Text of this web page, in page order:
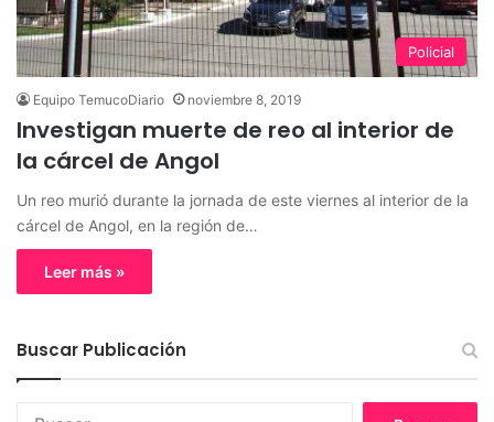
Policial
Equipo TemucoDiario noviembre 8, 2019
Investigan muerte de reo al interior de
la cárcel de Angol
Un reo murió durante la jornada de este viernes al interior de la
cárcel de Angol, en la región de…
Leer más »
Buscar Publicación